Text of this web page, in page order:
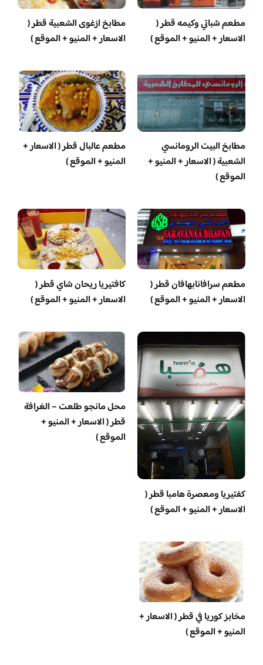
مطعم شباتي وكيمه قطر (
الاسعار + المنيو + الموقع )
مطابخ ازغوى الشعبية قطر (
الاسعار + المنيو + الموقع )
مطابخ البيت الرومانسي
الشعبية ( الاسعار + المنيو +
الموقع )
مطعم عالبال قطر ( الاسعار +
المنيو + الموقع )
مطعم سرافانابهافان قطر (
الاسعار + المنيو + الموقع )
كافتيريا ريحان شاي قطر (
الاسعار + المنيو + الموقع )
‏كفتيريا ومعصرة هامبا قطر (
الاسعار + المنيو + الموقع )
محل مانجو طلعت – الغرافة
قطر ( الاسعار + المنيو +
الموقع )
مخابز كوريا في قطر ( الاسعار +
المنيو + الموقع )